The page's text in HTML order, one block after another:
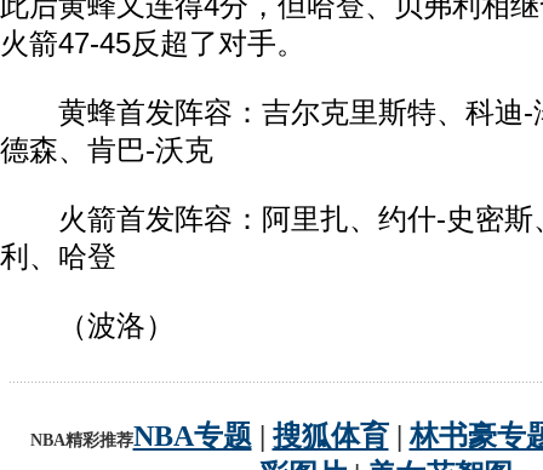
火箭47-45反超了对手。
黄蜂首发阵容：吉尔克里斯特、科迪-
德森、肯巴-沃克
火箭首发阵容：阿里扎、约什-史密斯
利、哈登
（波洛）